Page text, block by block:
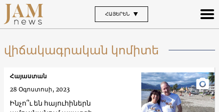
ՀԱՅԵՐԵՆ
վիճակագրական կոմիտե
Ինչո՞ւ են հայուհիներն
Հայաստան
28 Օգոստոսի, 2023